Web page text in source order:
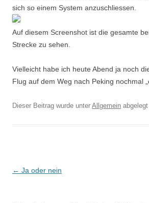
sich so einem System anzuschliessen.
Auf diesem Screenshot ist die gesamte
Strecke zu sehen.
Vielleicht habe ich heute Abend ja noch
Flug auf dem Weg nach Peking nochmal
Dieser Beitrag wurde unter Allgemein
Beitrags-
← Ja oder nein